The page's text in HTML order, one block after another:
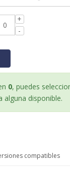
0, puedes
alguna disponible.
compatibles